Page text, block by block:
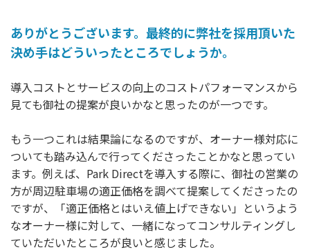
ありがとうございます。最終的に弊社を採用頂いた
決め手はどういったところでしょうか。
導入コストとサービスの向上のコストパフォーマンスから
見ても御社の提案が良いかなと思ったのが一つです。
もう一つこれは結果論になるのですが、オーナー様対応に
ついても踏み込んで行ってくださったことかなと思ってい
ます。例えば、Park Directを導入する際に、御社の営業の
方が周辺駐車場の適正価格を調べて提案してくださったの
ですが、「適正価格とはいえ値上げできない」というよう
なオーナー様に対して、一緒になってコンサルティングし
ていただいたところが良いと感じました。